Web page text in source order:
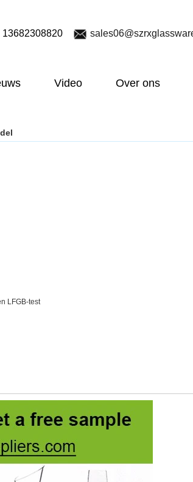
13682308820
Video Over ons
LFGB-test